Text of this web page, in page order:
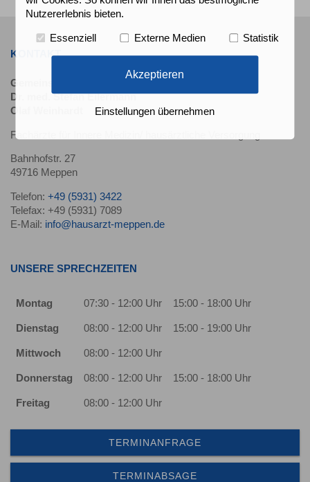
KONTAKT
Gemeinschaftspraxis
Dr. med. Stefan Eilermann
Olaf Weinhardt
Fachärzte für Innere Medizin/ hausärztliche Versorgung
Bahnhofstr. 27
49716 Meppen
Telefon: +49 (5931) 3422
Telefax: +49 (5931) 7089
E-Mail: info@hausarzt-meppen.de
UNSERE SPRECHZEITEN
Montag 07:30 - 12:00 Uhr 15:00 - 18:00 Uhr
Dienstag 08:00 - 12:00 Uhr 15:00 - 19:00 Uhr
Mittwoch 08:00 - 12:00 Uhr
Donnerstag 08:00 - 12:00 Uhr 15:00 - 18:00 Uhr
Freitag 08:00 - 12:00 Uhr
TERMINANFRAGE
TERMINABSAGE
Nutzererlebnis bieten.
Essenziell Externe Medien Statistik
Akzeptieren
Einstellungen übernehmen